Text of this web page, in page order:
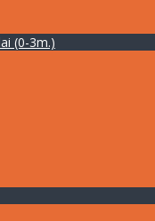
(0-3m.)